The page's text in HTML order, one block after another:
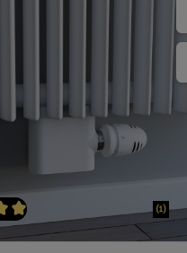
Bewertung von 5 von
(1)